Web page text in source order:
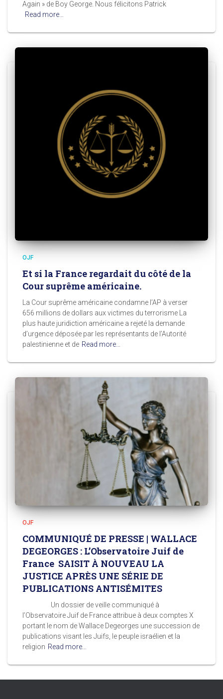
Again » de Boy George. Nous félicitons Patrick
Read more…
OJF
Et si la France regardait du côté de la
Cour suprême américaine.
La Cour suprême américaine condamne l’AP à verser
656 millions de dollars aux victimes du terrorisme La
plus haute juridiction américaine a rejeté la demande
d’urgence déposée par les représentants de l’Autorité
palestinienne et de Read more…
OJF
COMMUNIQUÉ DE PRESSE | WALLACE
DEGEORGES : L’Observatoire Juif de
France SAISIT À NOUVEAU LA
JUSTICE APRÈS UNE SÉRIE DE
PUBLICATIONS ANTISÉMITES
Un dossier de veille communiqué à
l’Observatoire Juif de France attribue à deux comptes X
portant le nom de Wallace Degeorges une succession de
publications visant les Juifs, le peuple israélien et la
religion Read more…